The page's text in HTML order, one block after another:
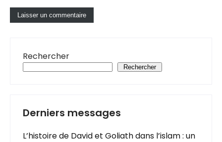
Rechercher
Rechercher
Derniers messages
L’histoire de David et Goliath dans l’islam : un